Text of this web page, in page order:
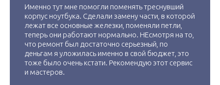
Именно тут мне помогли поменять треснувший
корпус ноутбука. Сделали замену части, в которой
лежат все основные железки, поменяли петли,
теперь они работают нормально. НЕсмотря на то,
что ремонт был достаточно серьезный, по
деньгам я уложилась именно в свой бюджет, это
тоже было очень кстати. Рекомендую этот сервис
и мастеров.